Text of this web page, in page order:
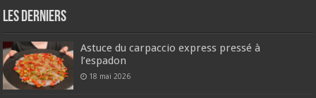
Les derniers
Astuce du carpaccio express pressé à
l’espadon
18 mai 2026